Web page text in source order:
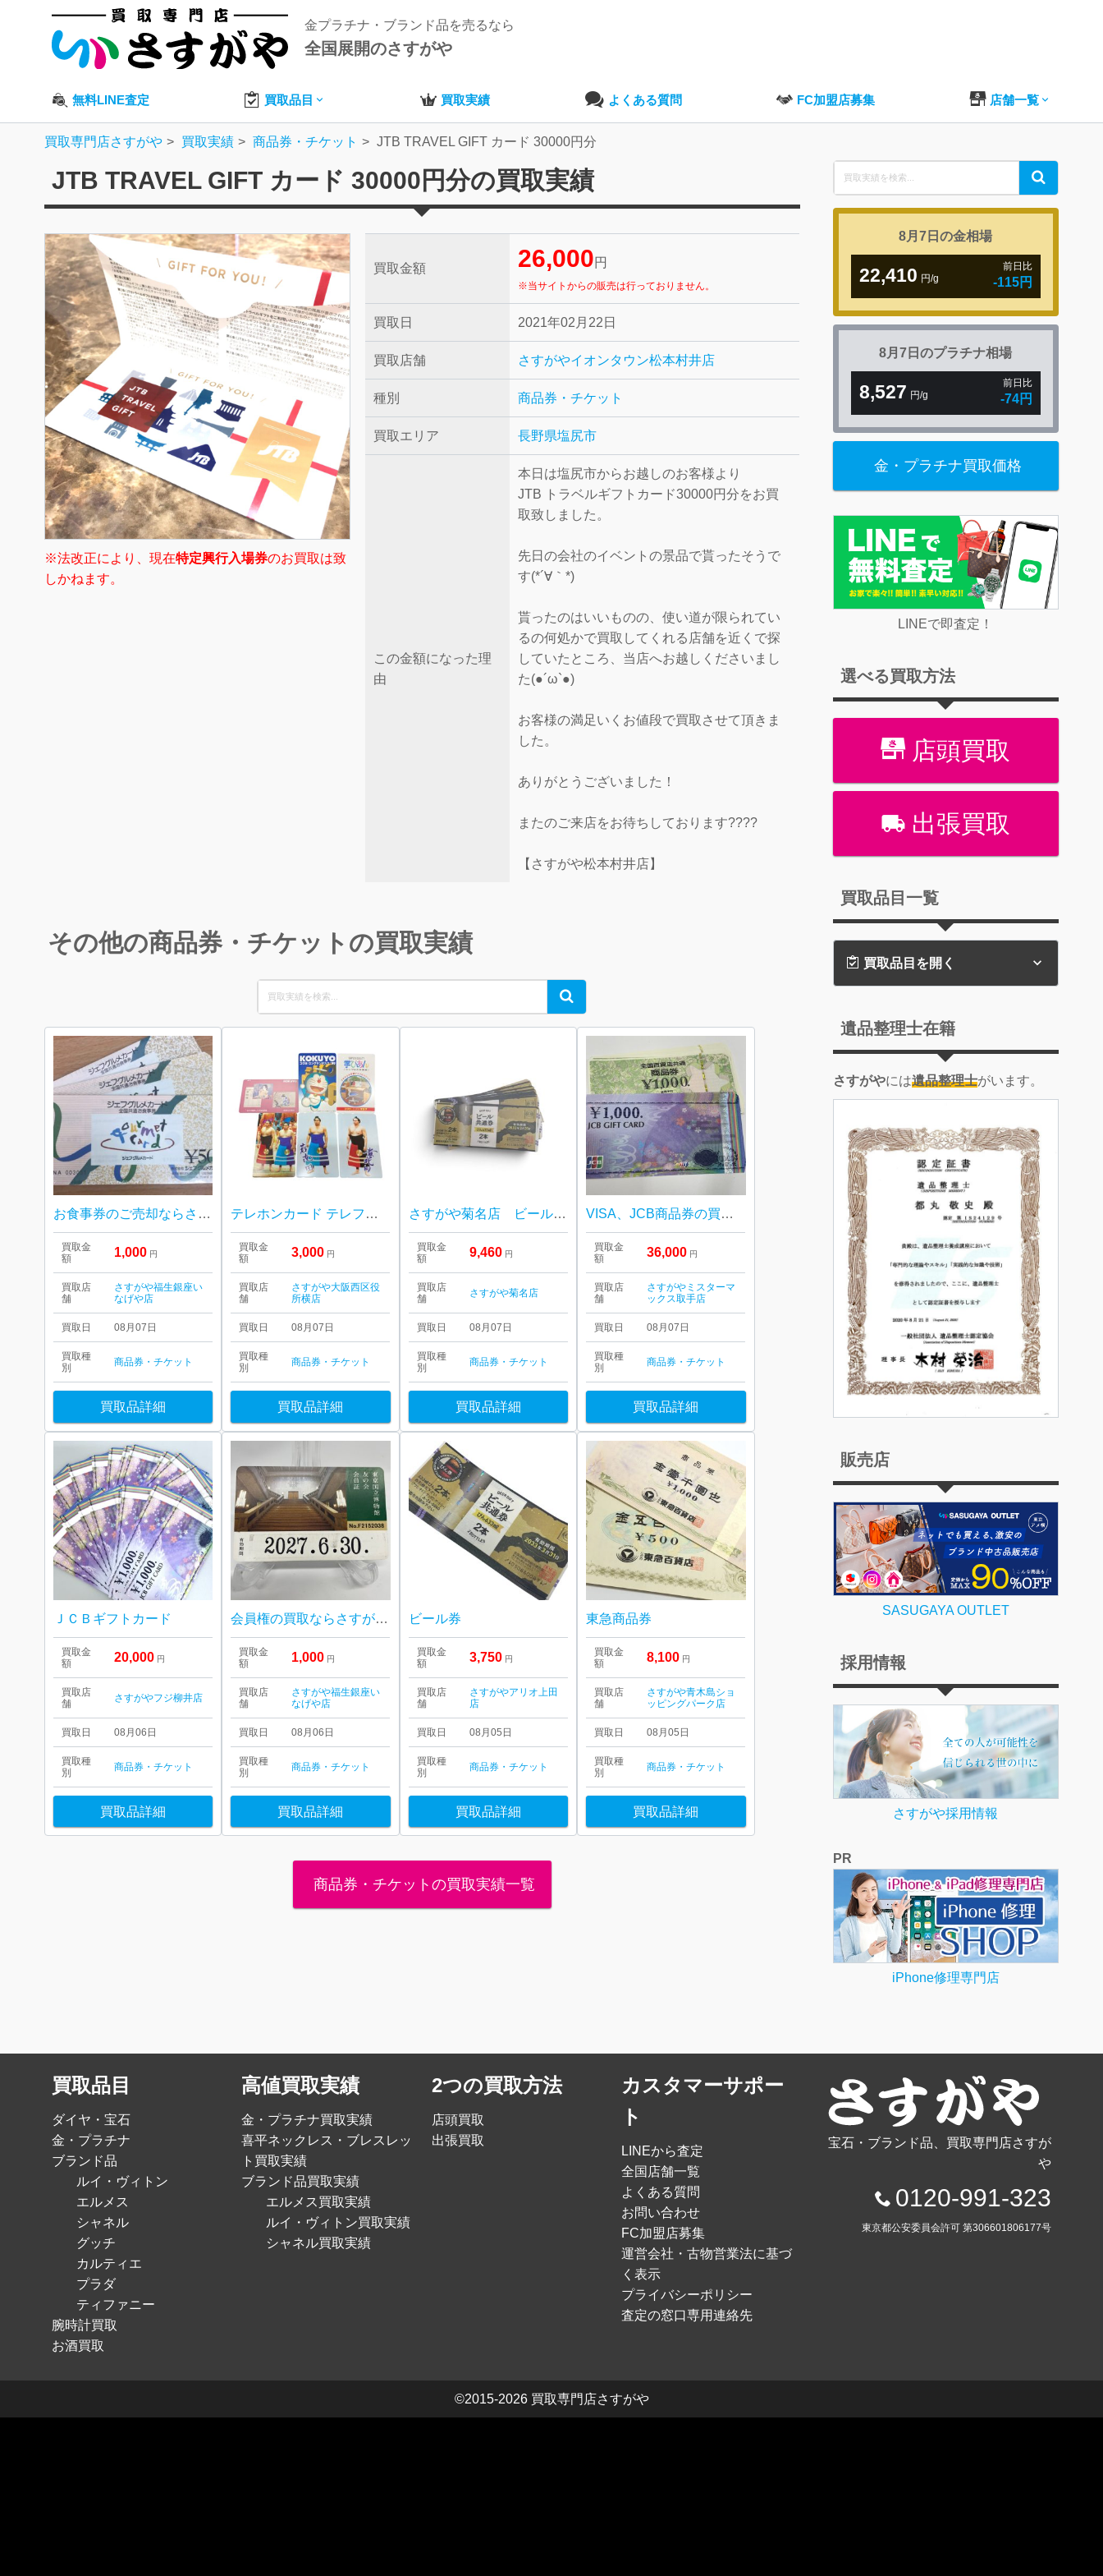
金プラチナ・ブランド品を売るなら
全国展開のさすがや
無料LINE査定 買取品目 買取実績 よくある質問 FC加盟店募集 店舗一覧
買取専門店さすがや 買取実績 商品券・チケット JTB TRAVEL GIFT カード 30000円分
JTB TRAVEL GIFT カード 30000円分の買取実績
※法改正により、現在特定興行入場券のお買取は致
しかねます。
買取金額 26,000 円
※当サイトからの販売は行っておりません。
買取日 2021年02月22日
買取店舗 さすがやイオンタウン松本村井店
種別 商品券・チケット
買取エリア 長野県塩尻市
この金額になった理
由
本日は塩尻市からお越しのお客様より
JTB トラベルギフトカード30000円分をお買
取致しました。
先日の会社のイベントの景品で貰ったそうで
す(*´∀｀*)
貰ったのはいいものの、使い道が限られてい
るの何処かで買取してくれる店舗を近くで探
していたところ、当店へお越しくださいまし
た(●︎´ω`●︎)
お客様の満足いくお値段で買取させて頂きま
した。
ありがとうございました！
またのご来店をお待ちしております????
【さすがや松本村井店】
その他の商品券・チケットの買取実績
Search
for:
Search
お食事券のご売却ならさすがや福生銀座いなげや店！| 武蔵村山市残堀| シェフグルメカードおまとめ
買取金
額
1,000 円
買取店
舗
さすがや福生銀座い
なげや店
買取日 08月07日
買取種
別
商品券・チケット
買取品詳細
テレホンカード テレフォンカード テレカ 50度数
買取金
額
3,000 円
買取店
舗
さすがや大阪西区役
所横店
買取日 08月07日
買取種
別
商品券・チケット
買取品詳細
さすがや菊名店 ビール券 高価買取しました！
買取金
額
9,460 円
買取店
舗
さすがや菊名店
買取日 08月07日
買取種
別
商品券・チケット
買取品詳細
VISA、JCB商品券の買取| 我孫子|商品券買取り強化中
買取金
額
36,000 円
買取店
舗
さすがやミスターマ
ックス取手店
買取日 08月07日
買取種
別
商品券・チケット
買取品詳細
ＪＣＢギフトカード
買取金
額
20,000 円
買取店
舗
さすがやフジ柳井店
買取日 08月06日
買取種
別
商品券・チケット
買取品詳細
会員権の買取ならさすがや福生銀座いなげや店！| 福生市南田園| 東京国立博物館 友の会会員証 トーハク パスポート
買取金
額
1,000 円
買取店
舗
さすがや福生銀座い
なげや店
買取日 08月06日
買取種
別
商品券・チケット
買取品詳細
ビール券
買取金
額
3,750 円
買取店
舗
さすがやアリオ上田
店
買取日 08月05日
買取種
別
商品券・チケット
買取品詳細
東急商品券
買取金
額
8,100 円
買取店
舗
さすがや青木島ショ
ッピングパーク店
買取日 08月05日
買取種
別
商品券・チケット
買取品詳細
商品券・チケットの買取実績一覧
Search
for:
Search
8月7日の金相場
22,410 円/g
前日比
-115円
8月7日のプラチナ相場
8,527 円/g
前日比
-74円
金・プラチナ買取価格
LINEで即査定！
選べる買取方法
店頭買取
出張買取
買取品目一覧
買取品目を開く
遺品整理士在籍
さすがやには遺品整理士がいます。
販売店
SASUGAYA OUTLET
採用情報
さすがや採用情報
PR
iPhone修理専門店
買取品目
ダイヤ・宝石
金・プラチナ
ブランド品
ルイ・ヴィトン
エルメス
シャネル
グッチ
カルティエ
プラダ
ティファニー
腕時計買取
お酒買取
高値買取実績
金・プラチナ買取実績
喜平ネックレス・ブレスレッ
ト買取実績
ブランド品買取実績
エルメス買取実績
ルイ・ヴィトン買取実績
シャネル買取実績
2つの買取方法
店頭買取
出張買取
カスタマーサポー
ト
LINEから査定
全国店舗一覧
よくある質問
お問い合わせ
FC加盟店募集
運営会社・古物営業法に基づ
く表示
プライバシーポリシー
査定の窓口専用連絡先
宝石・ブランド品、買取専門店さすが
や
0120-991-323
東京都公安委員会許可 第306601806177号
©2015-2026 買取専門店さすがや